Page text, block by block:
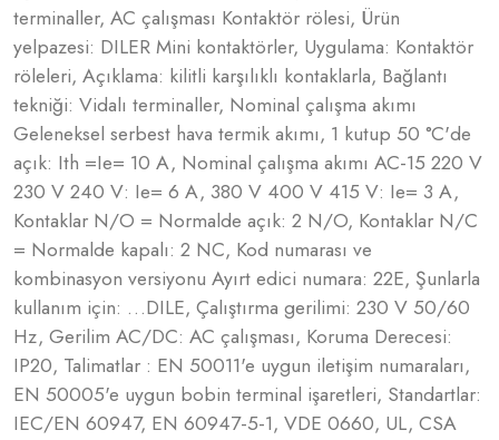
terminaller, AC çalışması Kontaktör rölesi, Ürün
yelpazesi: DILER Mini kontaktörler, Uygulama: Kontaktör
röleleri, Açıklama: kilitli karşılıklı kontaklarla, Bağlantı
tekniği: Vidalı terminaller, Nominal çalışma akımı
Geleneksel serbest hava termik akımı, 1 kutup 50 °C'de
açık: Ith =Ie= 10 A, Nominal çalışma akımı AC-15 220 V
230 V 240 V: Ie= 6 A, 380 V 400 V 415 V: Ie= 3 A,
Kontaklar N/O = Normalde açık: 2 N/O, Kontaklar N/C
= Normalde kapalı: 2 NC, Kod numarası ve
kombinasyon versiyonu Ayırt edici numara: 22E, Şunlarla
kullanım için: …DILE, Çalıştırma gerilimi: 230 V 50/60
Hz, Gerilim AC/DC: AC çalışması, Koruma Derecesi:
IP20, Talimatlar : EN 50011'e uygun iletişim numaraları,
EN 50005'e uygun bobin terminal işaretleri, Standartlar:
IEC/EN 60947, EN 60947-5-1, VDE 0660, UL, CSA